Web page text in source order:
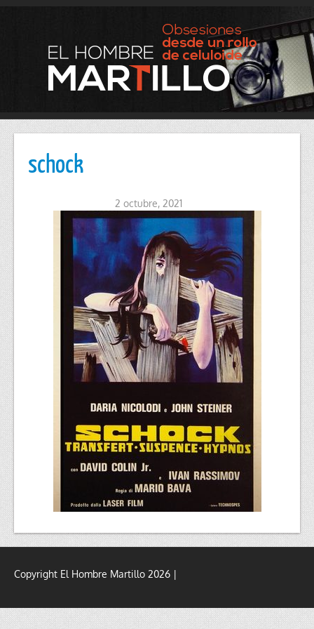
schock
2 octubre, 2021
Copyright El Hombre Martillo 2026 |